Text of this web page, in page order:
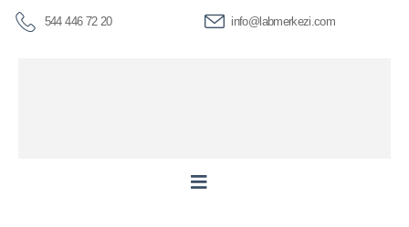
544 446 72 20 info@labmerkezi.com